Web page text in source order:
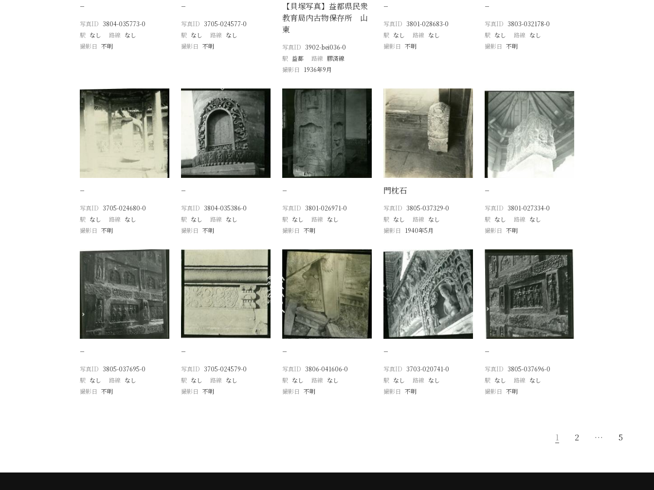
−
写真ID 3804-035773-0
駅 なし 路線 なし
撮影日 不明
−
写真ID 3705-024577-0
駅 なし 路線 なし
撮影日 不明
【貝塚写真】益都県民衆
教育局内古物保存所 山
東
写真ID 3902-bei036-0
駅 益都 路線 膠済線
撮影日
1936年9月
−
写真ID 3801-028683-0
駅 なし 路線 なし
撮影日 不明
−
写真ID 3803-032178-0
駅 なし 路線 なし
撮影日 不明
−
写真ID 3705-024680-0
駅 なし 路線 なし
撮影日 不明
−
写真ID 3804-035386-0
駅 なし 路線 なし
撮影日 不明
−
写真ID 3801-026971-0
駅 なし 路線 なし
撮影日 不明
門枕石
写真ID 3805-037329-0
駅 なし 路線 なし
撮影日
1940年5月
−
写真ID 3801-027334-0
駅 なし 路線 なし
撮影日 不明
−
写真ID 3805-037695-0
駅 なし 路線 なし
撮影日 不明
−
写真ID 3705-024579-0
駅 なし 路線 なし
撮影日 不明
−
写真ID 3806-041606-0
駅 なし 路線 なし
撮影日 不明
−
写真ID 3703-020741-0
駅 なし 路線 なし
撮影日 不明
−
写真ID 3805-037696-0
駅 なし 路線 なし
撮影日 不明
1 2 … 5